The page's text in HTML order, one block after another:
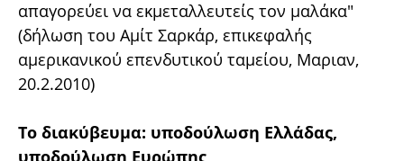
απαγορεύει να εκμεταλλευτείς τον μαλάκα"
(δήλωση του Αμίτ Σαρκάρ, επικεφαλής
αμερικανικού επενδυτικού ταμείου, Μαριαν,
20.2.2010)
Το διακύβευμα: υποδούλωση Ελλάδας,
υποδούλωση Ευρώπης